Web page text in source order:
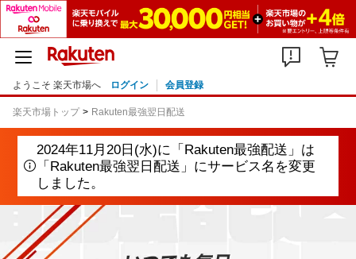
ようこそ 楽天市場へ ログイン 会員登録
楽天市場トップ Rakuten最強翌日配送
2024年11月20日(水)に「Rakuten最強配送」は
「Rakuten最強翌日配送」にサービス名を変更
しました。